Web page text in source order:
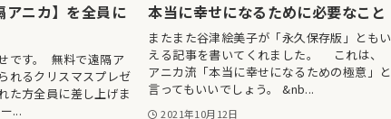
アニカ】を全員に
です。 無料で遠隔ア
れるクリスマスプレゼ
た方全員に差し上げま
...
本当に幸せになるために必要なこと
またまた谷津絵美子が「永久保存版」ともい
える記事を書いてくれました。 これは、
アニカ流「本当に幸せになるための極意」と
言ってもいいでしょう。 &nb...
2021年10月12日